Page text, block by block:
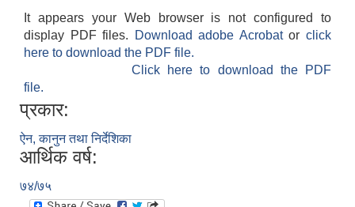
It appears your Web browser is not configured to
display PDF files.
Download adobe Acrobatorclick
here to download the PDF file.
Click here to download the PDF
file.
प्रकार:
ऐन, कानुन तथा निर्देशिका
आर्थिक वर्ष:
७४/७५